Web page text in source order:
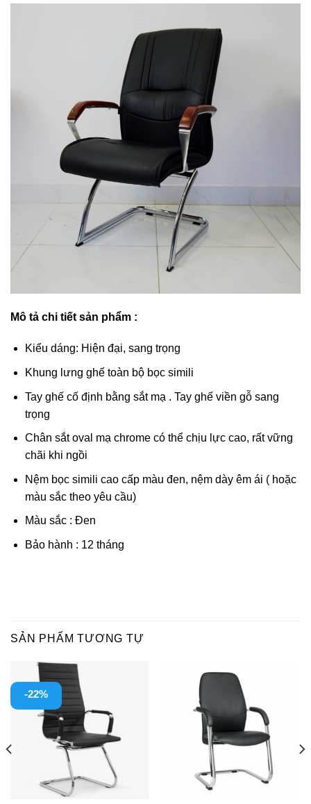
Mô tả chi tiết sản phẩm :
Kiểu dáng: Hiện đại, sang trọng
Khung lưng ghế toàn bộ bọc simili
Tay ghế cố định bằng sắt mạ . Tay ghế viền gỗ sang
trọng
Chân sắt oval mạ chrome có thể chịu lực cao, rất vững
chãi khi ngồi
Nệm bọc simili cao cấp màu đen, nệm dày êm ái ( hoặc
màu sắc theo yêu cầu)
Màu sắc : Đen
Bảo hành : 12 tháng
SẢN PHẨM TƯƠNG TỰ
-22%